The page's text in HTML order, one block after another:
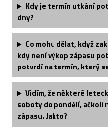
Kdy je termín utkání
dny?
Co mohu dělat, když
kdy není výkop zápasu
potvrdí na termín, který
Vidím, že některé
soboty do pondělí, ačkoli
zápasu. Jakto?